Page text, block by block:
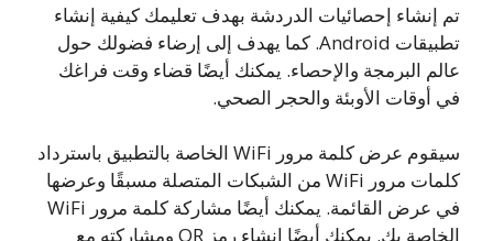
تم إنشاء إحصائيات الدردشة بهدف تعليمك كيفية إنشاء
تطبيقات Android. كما يهدف إلى إرضاء فضولك حول
عالم البرمجة والإحصاء. يمكنك أيضًا قضاء وقت فراغك
في أوقات الأوبئة والحجر الصحي.
سيقوم عرض كلمة مرور WiFi الخاصة بالتطبيق باسترداد
كلمات مرور WiFi من الشبكات المتصلة مسبقًا وعرضها
في عرض القائمة. يمكنك أيضًا مشاركة كلمة مرور WiFi
الخاصة بك. يمكنك أيضًا إنشاء رمز QR ومشاركته مع